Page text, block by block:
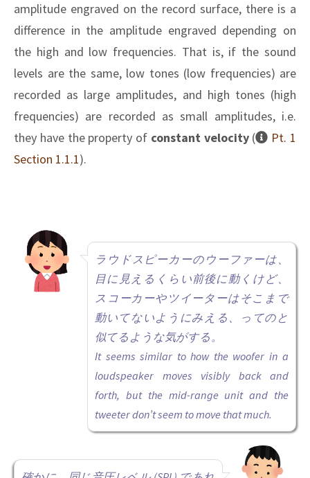
amplitude engraved on the record surface, there is a
difference in the amplitude engraved depending on
the high and low frequencies. That is, if the sound
levels are the same, low tones (low frequencies) are
recorded as large amplitudes, and high tones (high
frequencies) are recorded as small amplitudes, i.e.
they have the property of constant velocity(
Pt. 1
Section 1.1.1).
ラウドスピーカーのウーファーは、
目に見えるくらい前後に動くけど、
スコーカーやツイーターはそこまで
動いてないようにみえる、ってのと
似てるような気がする。
It seems similar to how the woofer in a
loudspeaker moves visibly back and
forth, but the mid-range unit and the
tweeter don’t seem to move that much.